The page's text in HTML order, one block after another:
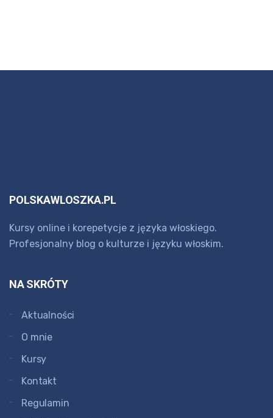
POLSKAWLOSZKA.PL
Kursy online i korepetycje z języka włoskiego.
Profesjonalny blog o kulturze i języku włoskim.
NA SKRÓTY
Aktualności
O mnie
Kursy
Kontakt
Regulamin